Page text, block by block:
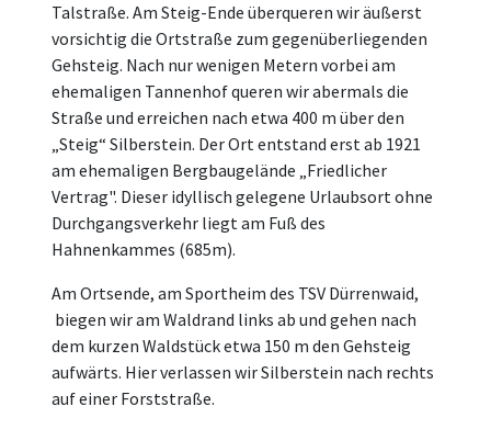
Talstraße. Am Steig-Ende überqueren wir äußerst
vorsichtig die Ortstraße zum gegenüberliegenden
Gehsteig. Nach nur wenigen Metern vorbei am
ehemaligen Tannenhof queren wir abermals die
Straße und erreichen nach etwa 400 m über den
„Steig“ Silberstein. Der Ort entstand erst ab 1921
am ehemaligen Bergbaugelände „Friedlicher
Vertrag". Dieser idyllisch gelegene Urlaubsort ohne
Durchgangsverkehr liegt am Fuß des
Hahnenkammes (685m).
Am Ortsende, am Sportheim des TSV Dürrenwaid,
biegen wir am Waldrand links ab und gehen nach
dem kurzen Waldstück etwa 150 m den Gehsteig
aufwärts. Hier verlassen wir Silberstein nach rechts
auf einer Forststraße.